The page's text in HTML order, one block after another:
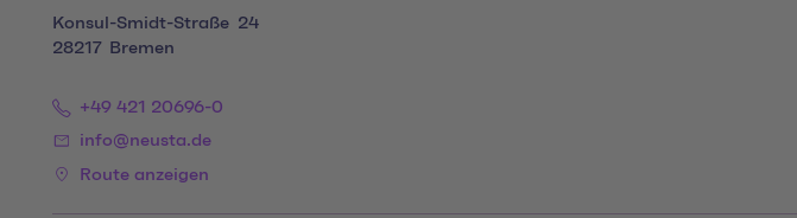
Konsul-Smidt-Straße 24
28217
Bremen
+49 421 20696-0
info@neusta.de
Route anzeigen